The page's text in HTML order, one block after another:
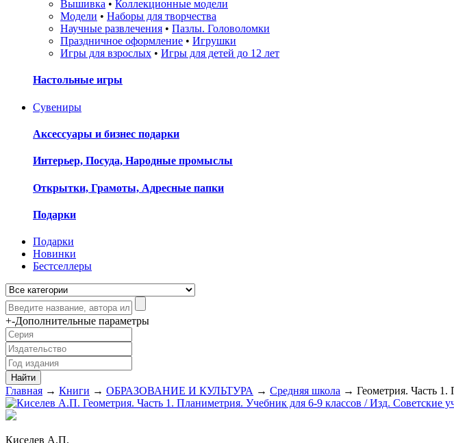
Вышивка • Коллекционные модели
Модели • Наборы для творчества
Научные развлечения • Пазлы. Головоломки
Праздничное оформление • Игрушки
Игры для взрослых • Игры для детей до 12 лет
Настольные игры
Сувениры
Аксессуары и бизнес подарки
Интерьер, Посуда, Народные промыслы
Открытки, Грамоты, Адресные папки
Подарки
Подарки
Новинки
Бестселлеры
+-Дополнительные параметры
Главная → Книги → ОБРАЗОВАНИЕ И КУЛЬТУРА → Средняя школа → Геометрия. Часть 1.
Киселев А.П.